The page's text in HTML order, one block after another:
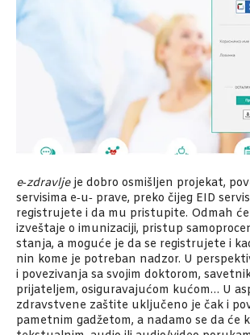
e‑zdravljeje dobro osmišljen projekat,
servisima e‑u‑ prave, preko čijeg EID
registrujete i da mu pristupite. Odmah
izveštaje o imunizaciji, pristup
stanja, a moguće je da se registrujete i
nin kome je potreban nadzor. U
i povezivanja sa svojim doktorom,
prijateljem, osiguravajućom kućom… U
zdravstvene zaštite uključeno je čak i
pametnim gadžetom, a nadamo se da će